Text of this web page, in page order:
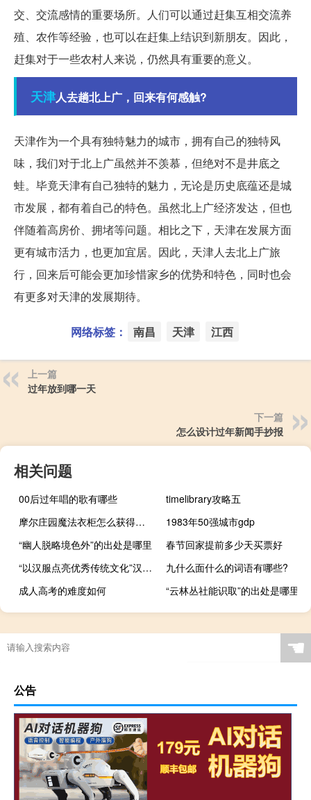
交、交流感情的重要场所。人们可以通过赶集互相交流养
殖、农作等经验，也可以在赶集上结识到新朋友。因此，
赶集对于一些农村人来说，仍然具有重要的意义。
天津人去趟北上广，回来有何感触?
天津作为一个具有独特魅力的城市，拥有自己的独特风
味，我们对于北上广虽然并不羡慕，但绝对不是井底之
蛙。毕竟天津有自己独特的魅力，无论是历史底蕴还是城
市发展，都有着自己的特色。虽然北上广经济发达，但也
伴随着高房价、拥堵等问题。相比之下，天津在发展方面
更有城市活力，也更加宜居。因此，天津人去北上广旅
行，回来后可能会更加珍惜家乡的优势和特色，同时也会
有更多对天津的发展期待。
网络标签： 南昌 天津 江西
上一篇
过年放到哪一天
下一篇
怎么设计过年新闻手抄报
相关问题
00后过年唱的歌有哪些
timelibrary攻略五
摩尔庄园魔法衣柜怎么获得（摩尔庄园魔法衣柜）
1983年50强城市gdp
“幽人脱略境色外”的出处是哪里
春节回家提前多少天买票好
“以汉服点亮优秀传统文化”汉服创意与汉服版权论坛举行 到底什么情况嘞
九什么面什么的词语有哪些?
成人高考的难度如何
“云林丛社能识取”的出处是哪里
☚
公告